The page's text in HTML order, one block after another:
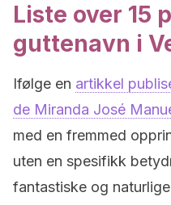
Liste over 15
guttenavn i
Ifølge en artikkel
de Miranda José
med en fremmed
uten en spesifikk
fantastiske og